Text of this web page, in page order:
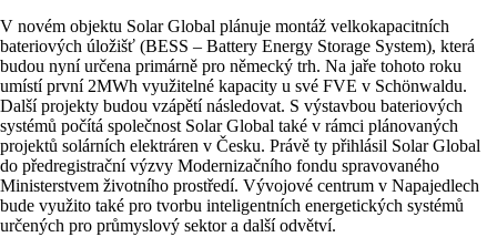
V novém objektu Solar Global plánuje montáž velkokapacitních
bateriových úložišť (BESS – Battery Energy Storage System), která
budou nyní určena primárně pro německý trh. Na jaře tohoto roku
umístí první 2MWh využitelné kapacity u své FVE v Schönwaldu.
Další projekty budou vzápětí následovat. S výstavbou bateriových
systémů počítá společnost Solar Global také v rámci plánovaných
projektů solárních elektráren v Česku. Právě ty přihlásil Solar Global
do předregistrační výzvy Modernizačního fondu spravovaného
Ministerstvem životního prostředí. Vývojové centrum v Napajedlech
bude využito také pro tvorbu inteligentních energetických systémů
určených pro průmyslový sektor a další odvětví.